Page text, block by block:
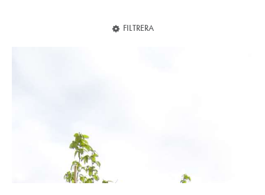
FILTRERA